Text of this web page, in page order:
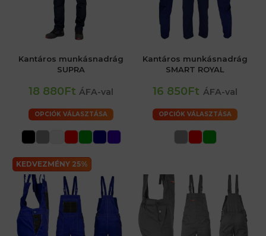
Kantáros munkásnadrág
SUPRA
18 880Ft ÁFA-val
OPCIÓK VÁLASZTÁSA
Kantáros munkásnadrág
SMART ROYAL
16 850Ft ÁFA-val
OPCIÓK VÁLASZTÁSA
KEDVEZMÉNY 25%